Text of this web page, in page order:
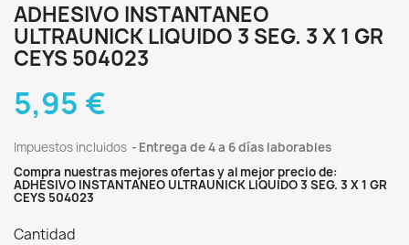
ADHESIVO INSTANTANEO
ULTRAUNICK LIQUIDO 3 SEG. 3 X 1 GR
CEYS 504023
5,95 €
Impuestos incluidos
Entrega de 4 a 6 días laborables
Compra nuestras mejores ofertas y al mejor precio de:
ADHESIVO INSTANTANEO ULTRAUNICK LIQUIDO 3 SEG. 3 X 1 GR
CEYS 504023
Cantidad